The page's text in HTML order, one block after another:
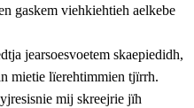
lïerehtimmie
gaskem viehkiehtieh aelkebe
jearsoesvoetem skaepiedidh,
mietie lïerehtimmien tjïrrh.
mij skreejrie jïh